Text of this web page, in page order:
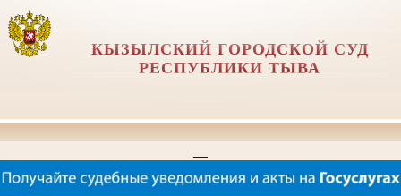
КЫЗЫЛСКИЙ ГОРОДСКОЙ СУД
РЕСПУБЛИКИ ТЫВА